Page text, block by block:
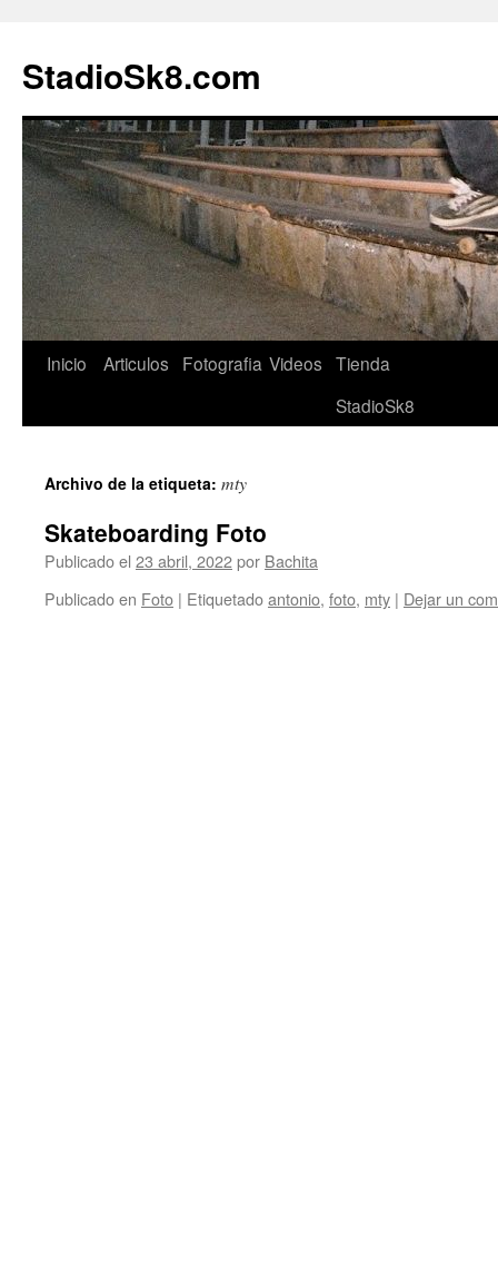
StadioSk8.com
Inicio Articulos Fotografia Videos Tienda
StadioSk8
Archivo de la etiqueta: mty
Skateboarding Foto
Publicado el 23 abril, 2022por Bachita
Publicado en Foto | Etiquetadoantonio, foto, mty | Dejar un